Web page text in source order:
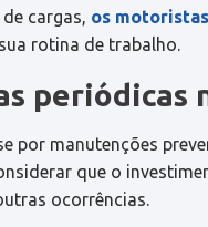
cargas, os
rotina de trabalho.
periódicas
por manutenções
que o
ocorrências.